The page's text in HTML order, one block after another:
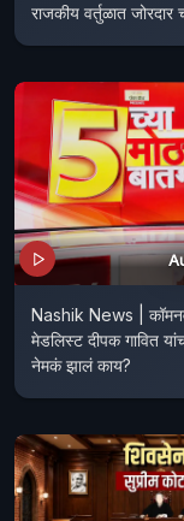
राजकीय वर्तुळात जोरदार
Nashik News |
मेडलिस्ट दीपक गावित
नेमकं झालं काय?